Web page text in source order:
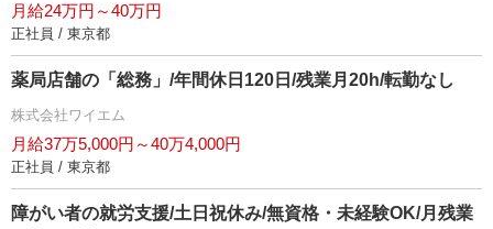
月給24万円～40万円
正社員 / 東京都
薬局店舗の「総務」/年間休日120日/残業月20h/転勤なし
株式会社ワイエム
月給37万5,000円～40万4,000円
正社員 / 東京都
障がい者の就労支援/土日祝休み/無資格・未経験OK/月残業